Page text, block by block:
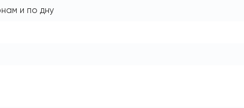
и по дну